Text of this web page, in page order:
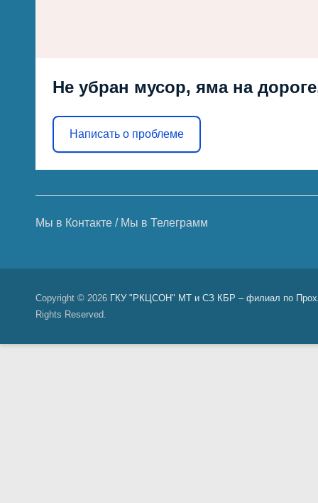
Не убран мусор, яма на
Написать о проблеме
Мы в Контакте / Мы в Телеграмм
Copyright © 2026 ГКУ "РКЦСОН" МТ и СЗ КБР – филиал по
Rights Reserved.